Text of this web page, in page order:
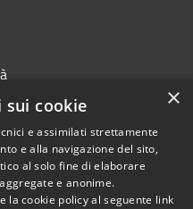
×
cookie
e assimilati strettamente
e alla navigazione del sito,
al solo fine di elaborare
e anonime.
la cookie policy al seguente link